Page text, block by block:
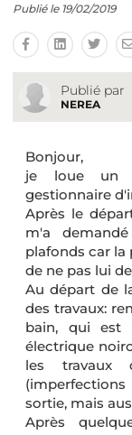
Publié le 19/02/2019
Publié par
NEREA
Bonjour,
je loue un
gestionnaire
Après le
m'a
plafonds car la
de ne pas lui
Au départ de
des travaux:
bain, qui est
électrique
les travaux
sortie, mais
Après